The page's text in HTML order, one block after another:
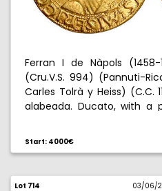
Ferran I de Nàpols (1458-
(Cru.V.S. 994) (Pannuti-
Carles Tolrà y Heiss) (C.C.
alabeada. Ducato, with a
Catalunyan in 2nd and
Carles Tolrà and Heiss
Start: 4000€
Lot 714 03/06/